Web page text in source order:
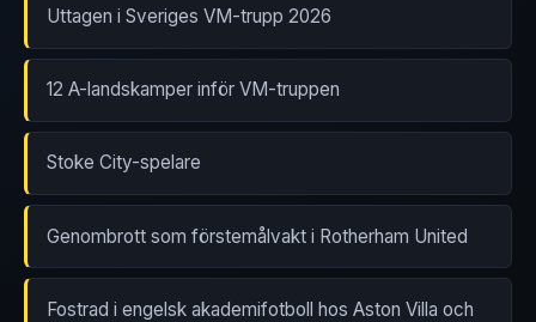
Uttagen i Sveriges VM-trupp 2026
12 A-landskamper inför VM-truppen
Stoke City-spelare
Genombrott som förstemålvakt i Rotherham United
Fostrad i engelsk akademifotboll hos Aston Villa och